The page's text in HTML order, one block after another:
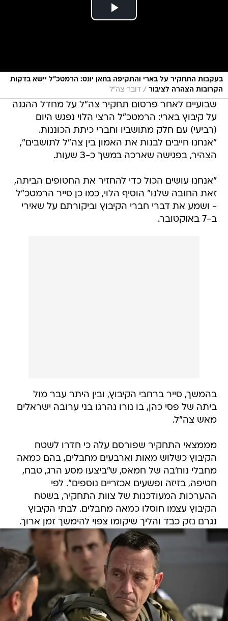
בעקבות התחקיר על בארי והתקיפה בחאן יונס: הרמטכ"ל יישא בדקות
הקרובות הצהרה לציבור / דובר צה"ל
שבועיים לאחר פרסום תחקיר צה"ל על מחדל ההגנה
על קיבוץ בארי: הרמטכ"ל הרצי הלוי נפגש היום
(רביעי) עם חלק מתושביו וחברי כיתת הכוננות.
"אנחנו חייבים לבנות את האמון בין צה"ל לתושבים",
הצהיר, בפגישה שארכה במשך כ-3 שעות.
"אנחנו עושים הכול כדי להחזיר את החטופים הביתה,
זאת החובה שלנו" הוסיף הלוי, כמו כן סייר הרמטכ"ל
- ושמע את דברי חברי הקיבוץ וביקורתם על שאירי
ב-7 באוקטובר.
בהמשך, סייר ברחבי הקיבוץ, ובין היתר עבר מול
ביתה של פסי כהן, בו נורו נהרגו בני ערובה ישראלים
מאש צה"ל.
מממצאי התחקיר שפורסם עלה כי חדרו לשטח
הקיבוץ כשלוש מאות וארבעים מחבלים, בהם כמאה
מחבלי נוח'בה של חמאס, ש"ביצעו מסע הרג, טבח,
חטיפה, בזיזה ופשעים אכזריים נוספים". לפי
ההערכות המעודכנות של צוות התחקיר, בשטח
הקיבוץ עצמו חוסלו כמאה מחבלים. לבתי הקיבוץ
נגרם נזק כבד והליך שיקומו צפוי להימשך זמן ארוך.